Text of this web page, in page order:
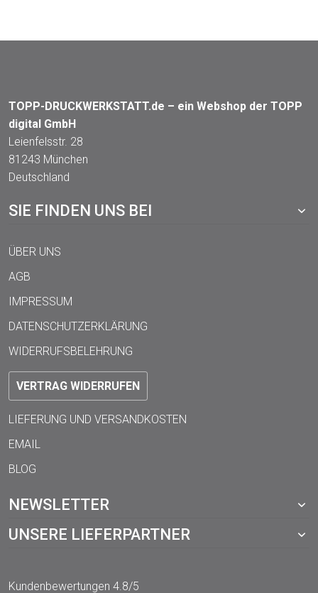
TOPP-DRUCKWERKSTATT.de – ein Webshop der TOPP
digital GmbH
Leienfelsstr. 28
81243 München
Deutschland
SIE FINDEN UNS BEI
ÜBER UNS
AGB
IMPRESSUM
DATENSCHUTZERKLÄRUNG
WIDERRUFSBELEHRUNG
VERTRAG WIDERRUFEN
LIEFERUNG UND VERSANDKOSTEN
EMAIL
BLOG
NEWSLETTER
UNSERE LIEFERPARTNER
Kundenbewertungen 4.8/5